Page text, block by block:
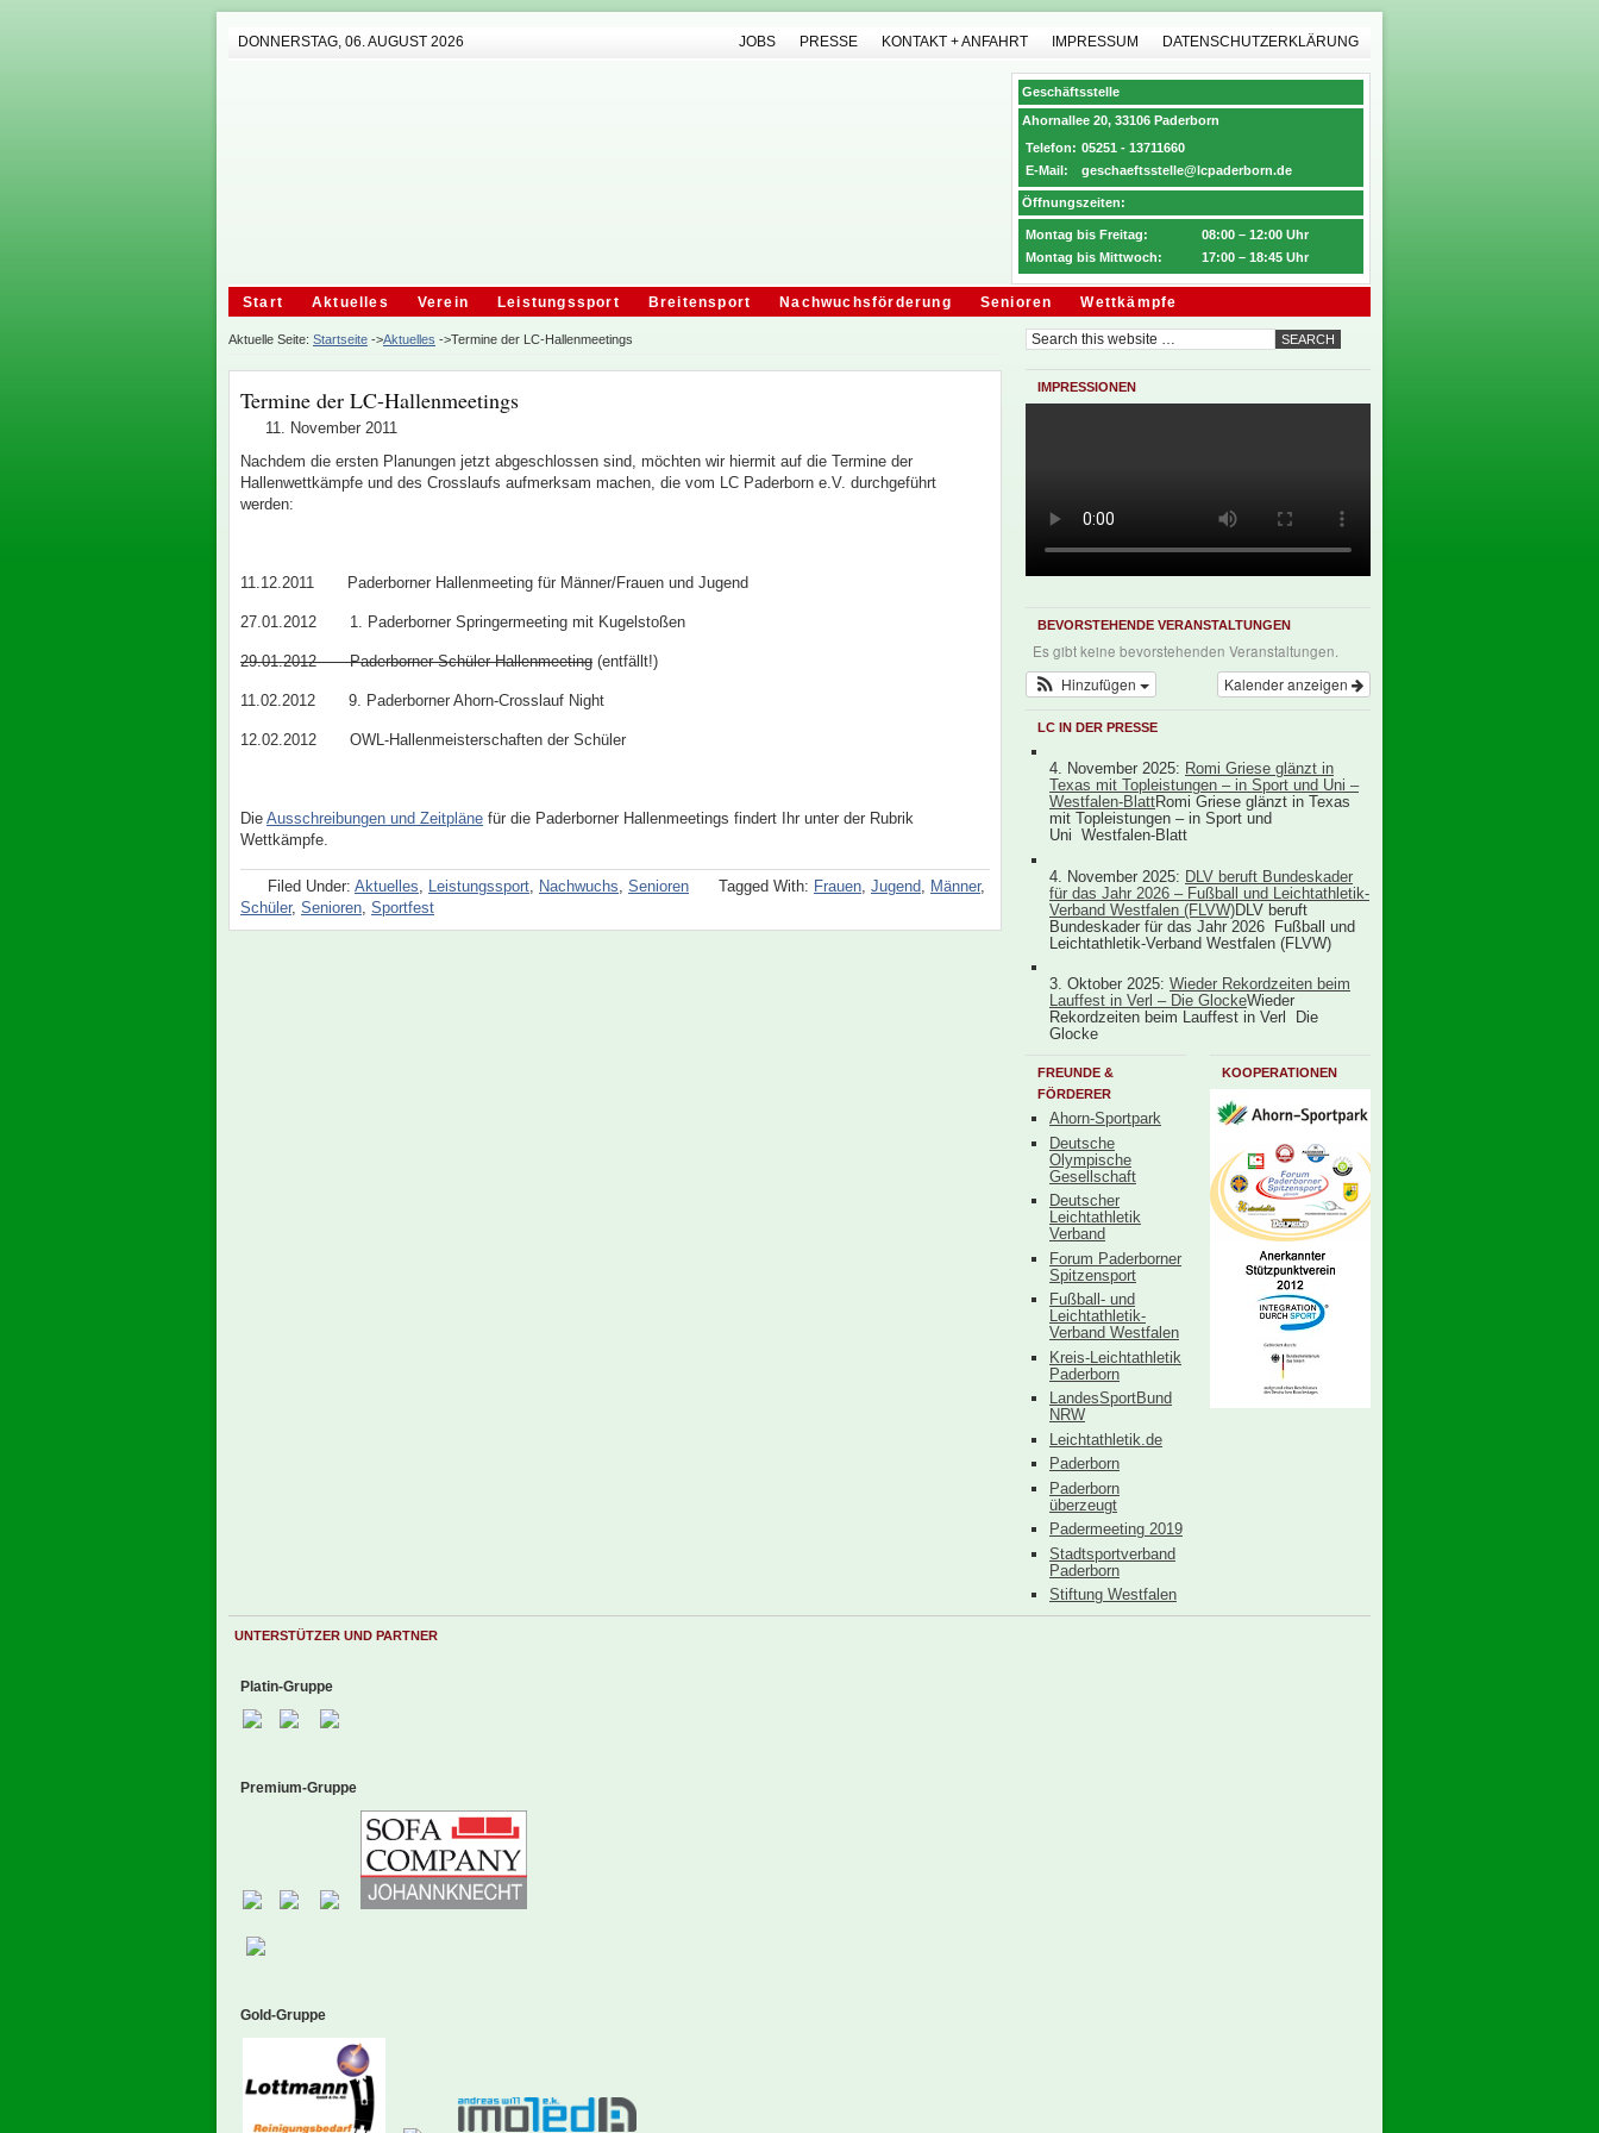
DONNERSTAG, 06. AUGUST 2026 JOBS PRESSE KONTAKT + ANFAHRT IMPRESSUM DATENSCHUTZERKLÄRUNG
Geschäftsstelle
Ahornallee 20, 33106 Paderborn
Telefon: 05251 - 13711660
E-Mail:
geschaeftsstelle@lcpaderborn.de
Öffnungszeiten:
Montag bis Freitag:
08:00 – 12:00 Uhr
Montag bis Mittwoch:
17:00 – 18:45 Uhr
Start Aktuelles Verein Leistungssport Breitensport Nachwuchsförderung Senioren Wettkämpfe
Aktuelle Seite: Startseite ->Aktuelles ->Termine der LC-Hallenmeetings
Termine der LC-Hallenmeetings
11. November 2011
Nachdem die ersten Planungen jetzt abgeschlossen sind, möchten wir hiermit auf die Termine der
Hallenwettkämpfe und des Crosslaufs aufmerksam machen, die vom LC Paderborn e.V. durchgeführt
werden:
11.12.2011 Paderborner Hallenmeeting für Männer/Frauen und Jugend
27.01.2012 1. Paderborner Springermeeting mit Kugelstoßen
29.01.2012 Paderborner Schüler-Hallenmeeting (entfällt!)
11.02.2012 9. Paderborner Ahorn-Crosslauf Night
12.02.2012 OWL-Hallenmeisterschaften der Schüler
Die Ausschreibungen und Zeitpläne für die Paderborner Hallenmeetings findert Ihr unter der Rubrik
Wettkämpfe.
Filed Under: Aktuelles, Leistungssport, Nachwuchs, Senioren Tagged With: Frauen, Jugend, Männer,
Schüler, Senioren, Sportfest
IMPRESSIONEN
BEVORSTEHENDE VERANSTALTUNGEN
Es gibt keine bevorstehenden Veranstaltungen.
Kalender anzeigen
Hinzufügen
LC IN DER PRESSE
4. November 2025: Romi Griese glänzt in
Texas mit Topleistungen – in Sport und Uni –
Westfalen-BlattRomi Griese glänzt in Texas
mit Topleistungen – in Sport und
Uni Westfalen-Blatt
4. November 2025: DLV beruft Bundeskader
für das Jahr 2026 – Fußball und Leichtathletik-
Verband Westfalen (FLVW)DLV beruft
Bundeskader für das Jahr 2026 Fußball und
Leichtathletik-Verband Westfalen (FLVW)
3. Oktober 2025: Wieder Rekordzeiten beim
Lauffest in Verl – Die GlockeWieder
Rekordzeiten beim Lauffest in Verl Die
Glocke
FREUNDE &
FÖRDERER
Ahorn-Sportpark
Deutsche
Olympische
Gesellschaft
Deutscher
Leichtathletik
Verband
Forum Paderborner
Spitzensport
Fußball- und
Leichtathletik-
Verband Westfalen
Kreis-Leichtathletik
Paderborn
LandesSportBund
NRW
Leichtathletik.de
Paderborn
Paderborn
überzeugt
Padermeeting 2019
Stadtsportverband
Paderborn
Stiftung Westfalen
KOOPERATIONEN
UNTERSTÜTZER UND PARTNER
Platin-Gruppe
Premium-Gruppe
Gold-Gruppe